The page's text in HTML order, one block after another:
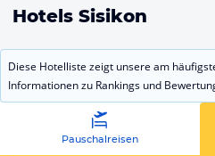
Hotels Sisikon
Diese Hotelliste zeigt unsere am
Informationen zu Rankings und
Pauschalreisen